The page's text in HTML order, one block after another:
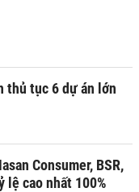
thủ tục 6 dự án lớn
Consumer, BSR,
lệ cao nhất 100%